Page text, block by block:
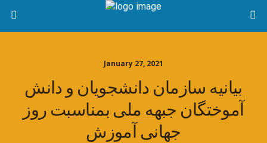
January 27, 2021
بیانیه سازمان دانشجویان و دانش
آموختگان جبهه ملی بمناسبت روز
جهانی آموزش